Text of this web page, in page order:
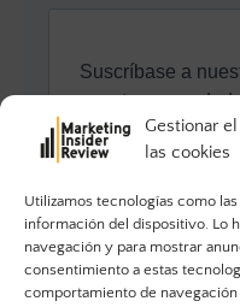
Gestionar
las cookies
Utilizamos tecnologías como
información del dispositivo. Lo
navegación y para mostrar
consentimiento a estas
comportamiento de